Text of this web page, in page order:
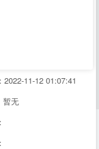
2022-11-12 01:07:41
暂无